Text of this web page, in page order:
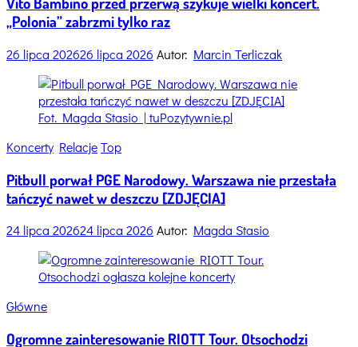
„Polonia” zabrzmi tylko raz
26 lipca 202626 lipca 2026 Autor: Marcin Terliczak
Fot. Magda Stasio | tuPozytywnie.pl
Categories
Koncerty RelacjeTop
Pitbull porwał PGE Narodowy. Warszawa nie przestała
tańczyć nawet w deszczu [ZDJĘCIA]
24 lipca 202624 lipca 2026 Autor: Magda Stasio
Categories
Główne
Ogromne zainteresowanie RIOTT Tour. Otsochodzi